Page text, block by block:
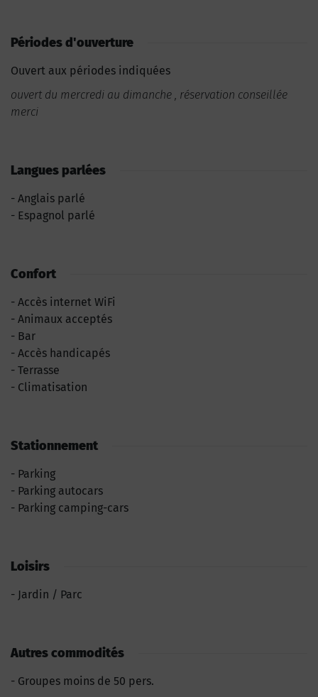
Périodes d'ouverture
Ouvert aux périodes indiquées
ouvert du mercredi au dimanche , réservation conseillée
merci
Langues parlées
Anglais parlé
Espagnol parlé
Confort
Accès internet WiFi
Animaux acceptés
Bar
Accès handicapés
Terrasse
Climatisation
Stationnement
Parking
Parking autocars
Parking camping-cars
Loisirs
Jardin / Parc
Autres commodités
Groupes moins de 50 pers.